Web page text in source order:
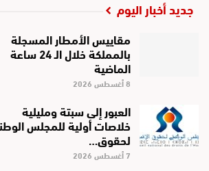
جديد أخبار اليوم
مقاييس الأمطار المسجلة
بالمملكة خلال الـ 24 ساعة
الماضية
8 أغسطس 2026
العبور إلى سبتة ومليلية
خلاصات أولية للمجلس
لحقوق…
7 أغسطس 2026